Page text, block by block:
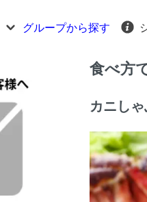
グループから探す
食べ方
カニし